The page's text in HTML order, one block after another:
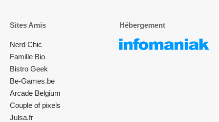
Sites Amis
Nerd Chic
Famille Bio
Bistro Geek
Be-Games.be
Arcade Belgium
Couple of pixels
Julsa.fr
Hébergement